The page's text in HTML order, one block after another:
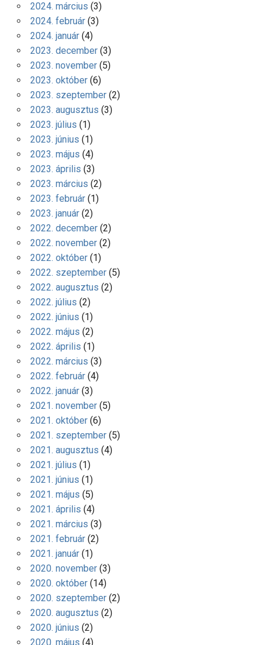
2024. március (3)
2024. február(3)
2024. január(4)
2023. december(3)
2023. november(5)
2023. október(6)
2023. szeptember(2)
2023. augusztus (3)
2023. július (1)
2023. június (1)
2023. május (4)
2023. április (3)
2023. március (2)
2023. február(1)
2023. január(2)
2022. december(2)
2022. november(2)
2022. október(1)
2022. szeptember(5)
2022. augusztus (2)
2022. július (2)
2022. június (1)
2022. május (2)
2022. április (1)
2022. március (3)
2022. február(4)
2022. január(3)
2021. november(5)
2021. október(6)
2021. szeptember(5)
2021. augusztus (4)
2021. július (1)
2021. június (1)
2021. május (5)
2021. április (4)
2021. március (3)
2021. február(2)
2021. január(1)
2020. november(3)
2020. október(14)
2020. szeptember(2)
2020. augusztus (2)
2020. június (2)
2020. május (4)